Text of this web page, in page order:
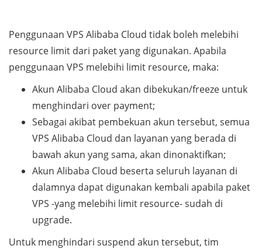
Penggunaan VPS Alibaba Cloud tidak boleh melebihi
resource limit dari paket yang digunakan. Apabila
penggunaan VPS melebihi limit resource, maka:
Akun Alibaba Cloud akan dibekukan/freeze untuk
menghindari over payment;
Sebagai akibat pembekuan akun tersebut, semua
VPS Alibaba Cloud dan layanan yang berada di
bawah akun yang sama, akan dinonaktifkan;
Akun Alibaba Cloud beserta seluruh layanan di
dalamnya dapat digunakan kembali apabila paket
VPS -yang melebihi limit resource- sudah di
upgrade.
Untuk menghindari suspend akun tersebut, tim